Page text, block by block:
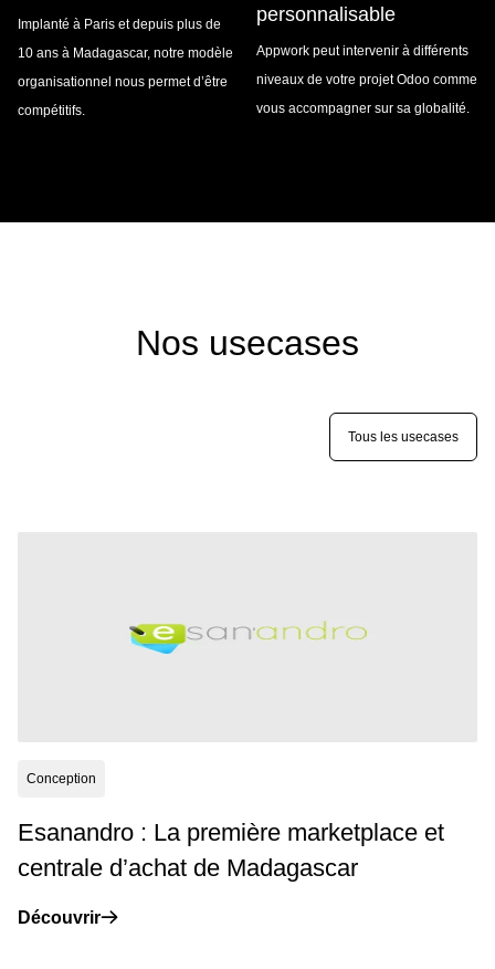
Implanté à Paris et depuis plus de
10 ans à Madagascar, notre modèle
organisationnel nous permet d’être
compétitifs.
personnalisable
Appwork peut intervenir à différents
niveaux de votre projet Odoo comme
vous accompagner sur sa globalité.
Nos usecases
Tous les usecases
Conception
Esanandro : La première marketplace et
centrale d’achat de Madagascar
Découvrir